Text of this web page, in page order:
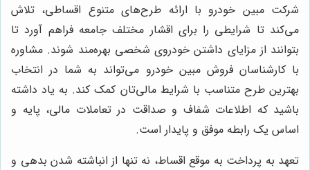
شرکت مبین خودرو با ارائه طرح‌های متنوع اقساطی، تلاش
می‌کند تا شرایطی را برای اقشار مختلف جامعه فراهم آورد تا
بتوانند از مزایای داشتن خودروی شخصی بهره‌مند شوند. مشاوره
با کارشناسان فروش مبین خودرو می‌تواند به شما در انتخاب
بهترین طرح متناسب با شرایط مالی‌تان کمک کند. به یاد داشته
باشید که اطلاعات شفاف و صداقت در تعاملات مالی، پایه و
اساس یک رابطه موفق و پایدار است.
تعهد به پرداخت به موقع اقساط، نه تنها از انباشته شدن بدهی و